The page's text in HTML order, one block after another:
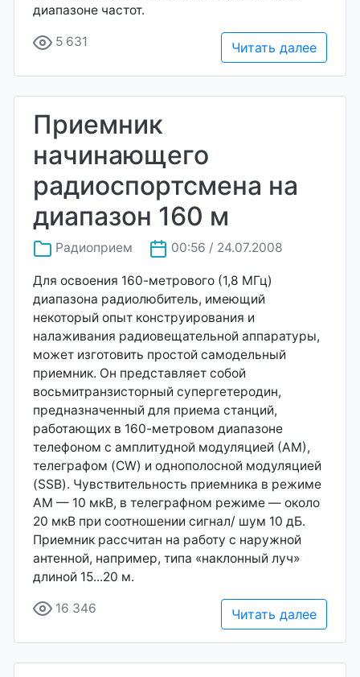
диапазоне частот.
5 631 Читать далее
Приемник
начинающего
радиоспортсмена на
диапазон 160 м
Радиоприем 00:56 / 24.07.2008
Для освоения 160-метрового (1,8 МГц)
диапазона радиолюбитель, имеющий
некоторый опыт конструирования и
налаживания радиовещательной аппаратуры,
может изготовить простой самодельный
приемник. Он представляет собой
восьмитранзисторный супергетеродин,
предназначенный для приема станций,
работающих в 160-метровом диапазоне
телефоном с амплитудной модуляцией (АМ),
телеграфом (CW) и однополосной модуляцией
(SSB). Чувствительность приемника в режиме
АМ — 10 мкВ, в телеграфном режиме — около
20 мкВ при соотношении сигнал/ шум 10 дБ.
Приемник рассчитан на работу с наружной
антенной, например, типа «наклонный луч»
длиной 15...20 м.
16 346 Читать далее